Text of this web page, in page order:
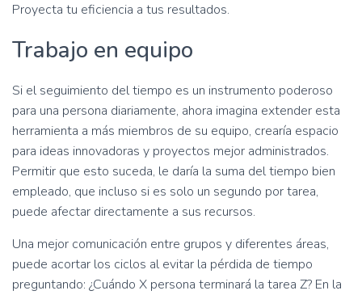
Proyecta tu eficiencia a tus resultados.
Trabajo en equipo
Si el seguimiento del tiempo es un instrumento poderoso
para una persona diariamente, ahora imagina extender esta
herramienta a más miembros de su equipo, crearía espacio
para ideas innovadoras y proyectos mejor administrados.
Permitir que esto suceda, le daría la suma del tiempo bien
empleado, que incluso si es solo un segundo por tarea,
puede afectar directamente a sus recursos.
Una mejor comunicación entre grupos y diferentes áreas,
puede acortar los ciclos al evitar la pérdida de tiempo
preguntando: ¿Cuándo X persona terminará la tarea Z? En la